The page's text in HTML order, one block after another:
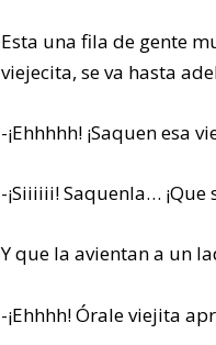
Esta una fila de gente
viejecita, se va hasta
-¡Ehhhhh! ¡Saquen esa
-¡Siiiiii! Saquenla… ¡Que
Y que la avientan a un
-¡Ehhhh! Órale viejita